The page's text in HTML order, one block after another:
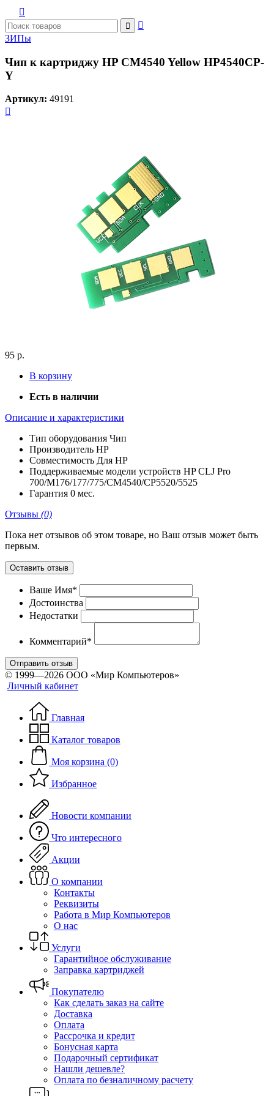



ЗИПы
Чип к картриджу HP CM4540 Yellow HP4540CP-
Y
Артикул: 49191

95 р.
В корзину
Есть в наличии
Описание и характеристики
Тип оборудования Чип
Производитель HP
Совместимость Для HP
Поддерживаемые модели устройств HP CLJ Pro
700/M176/177/775/CM4540/CP5520/5525
Гарантия 0 мес.
Отзывы (0)
Пока нет отзывов об этом товаре, но Ваш отзыв может быть
первым.
Оставить отзыв
Ваше Имя*
Достоинства
Недостатки
Комментарий*
Отправить отзыв
© 1999—2026 ООО «Мир Компьютеров»
Личный кабинет
Главная
Каталог товаров
Моя корзина (0)
Избранное
Новости компании
Что интересного
Акции
О компании
Контакты
Реквизиты
Работа в Мир Компьютеров
О нас
Услуги
Гарантийное обслуживание
Заправка картриджей
Покупателю
Как сделать заказ на сайте
Доставка
Оплата
Рассрочка и кредит
Бонусная карта
Подарочный сертификат
Нашли дешевле?
Оплата по безналичному расчету